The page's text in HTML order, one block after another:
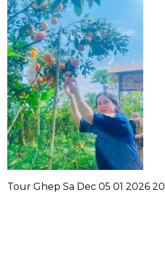
Tour Ghep Sa Dec 05 01 2026 20